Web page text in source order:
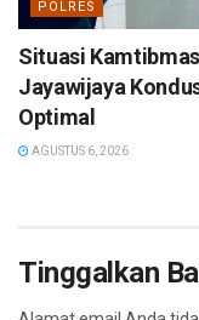
POLRES
Situasi
Jayawijaya
Optimal
AGUSTUS 6, 2026
Tinggalkan